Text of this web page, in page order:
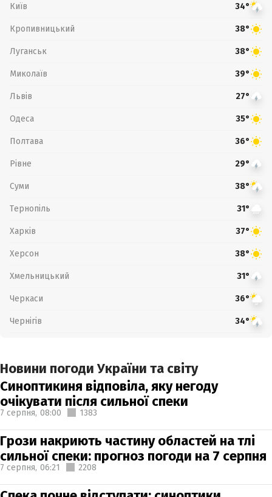
Київ 34°
Кропивницький 38°
Луганськ 38°
Миколаїв 39°
Львів 27°
Одеса 35°
Полтава 36°
Рівне 29°
Суми 38°
Тернопіль 31°
Харків 37°
Херсон 38°
Хмельницький 31°
Черкаси 36°
Чернігів 34°
Новини погоди України та світу
Синоптикиня відповіла, яку негоду
очікувати після сильної спеки
7 серпня, 08:00 1383
Грози накриють частину областей на тлі
сильної спеки: прогноз погоди на 7 серпня
7 серпня, 06:21 2208